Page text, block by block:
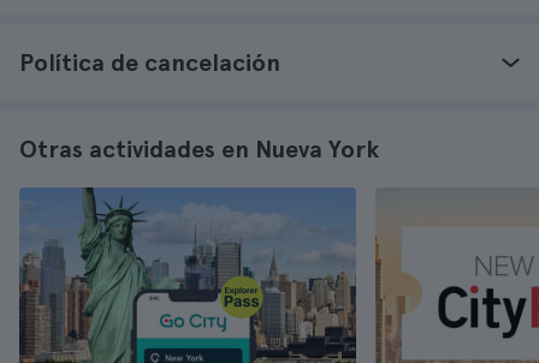
Política de cancelación
Otras actividades en Nueva York